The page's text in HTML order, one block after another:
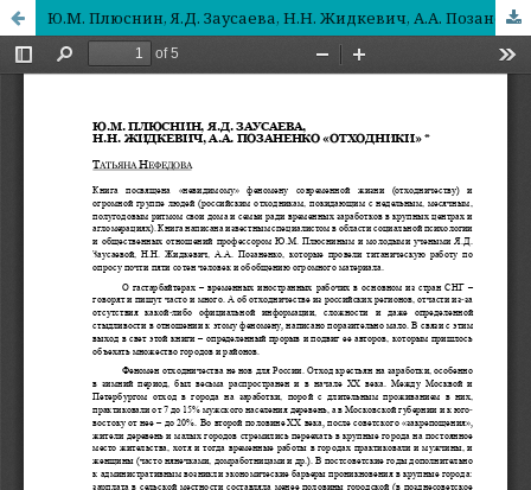
Ю.М. Плюснин, Я.Д. Заусаева, Н.Н. Жидкевич, А.А. Позаненко «Отходники»